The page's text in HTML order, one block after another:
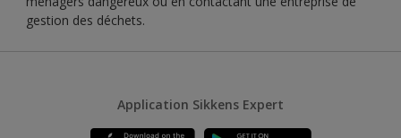
gestion des déchets.
Application Sikkens Expert